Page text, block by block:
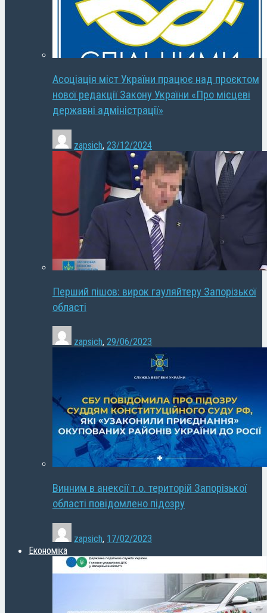
Асоціація міст України працює над проєктом
нової редакції Закону України «Про місцеві
державні адміністрації»
zapsich, 23/12/2024
Перший пішов: вирок гауляйтеру Запорізької
області
zapsich, 29/06/2023
Винним в анексії т.о. територій Запорізької
області повідомлено підозру
zapsich, 17/02/2023
Економіка